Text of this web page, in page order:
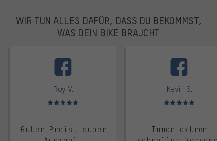
WIR TUN ALLES DAFÜR, DASS DU BEKOMMST,
WAS DEIN BIKE BRAUCHT
Roy V.
Bewertungen: 5 von 5
Guter Preis, super
Kevin S.
Bewertungen: 5 von 5
Immer extrem